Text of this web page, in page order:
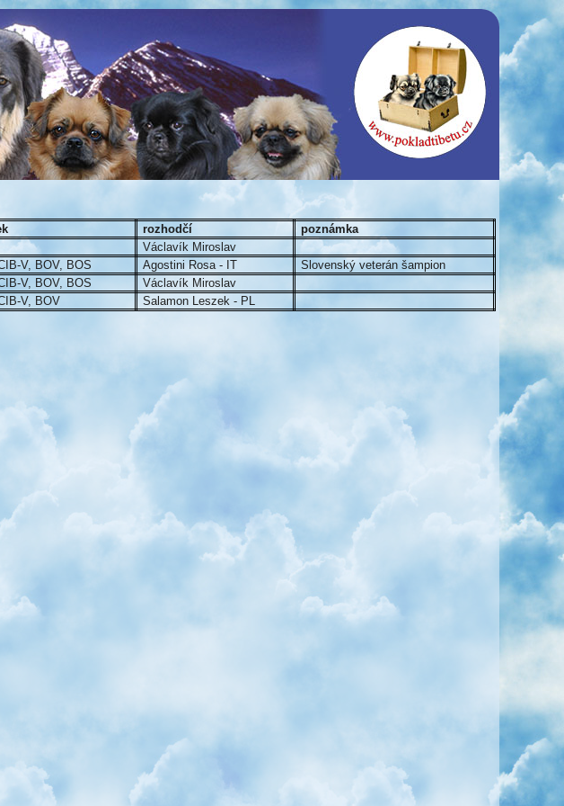
rozhodčí
poznámka
Václavík Miroslav
V, BOV, BOS Agostini Rosa - IT
Slovenský veterán šampion
V, BOV, BOS
Václavík Miroslav
V, BOV Salamon Leszek - PL